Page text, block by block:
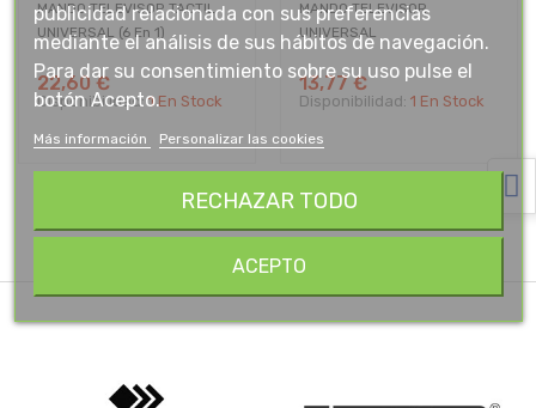
MANDO TELEVISOR TACTIL
UNIVERSAL (6 En 1)
22,60 €
Disponibilidad:1 En Stock
MANDO TELEVISOR
UNIVERSAL
13,77 €
Disponibilidad: 1 En Stock
publicidad relacionada con sus preferencias
mediante el análisis de sus hábitos de navegación.
Para dar su consentimiento sobre su uso pulse el
botón Acepto.
Más información Personalizar las cookies
RECHAZAR TODO
ACEPTO